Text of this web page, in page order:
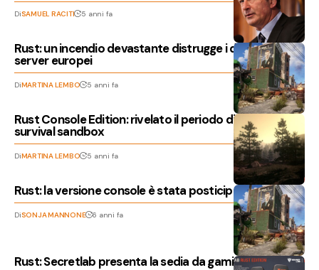
DiSAMUEL RACITI 5 anni fa
Rust: un incendio devastante distrugge i dati dei
server europei
DiMARTINA LEMBO 5 anni fa
Rust Console Edition: rivelato il periodo di lancio del
survival sandbox
DiMARTINA LEMBO 5 anni fa
Rust: la versione console è stata posticipata al 2021
DiSONJA MANNONE 6 anni fa
Rust: Secretlab presenta la sedia da gaming a tema